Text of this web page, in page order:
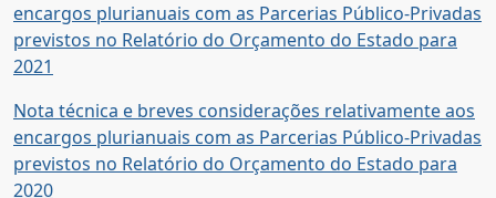
encargos plurianuais com as Parcerias Público-Privadas
previstos no Relatório do Orçamento do Estado para
2021
Nota técnica e breves considerações relativamente aos
encargos plurianuais com as Parcerias Público-Privadas
previstos no Relatório do Orçamento do Estado para
2020